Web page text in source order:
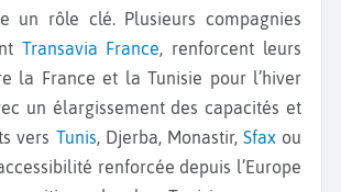
un rôle clé. Plusieurs compagnies
Transavia France, renforcent leurs
la France et la Tunisie pour l’hiver
un élargissement des capacités et
vers Tunis, Djerba, Monastir, Sfaxou
renforcée depuis l’Europe